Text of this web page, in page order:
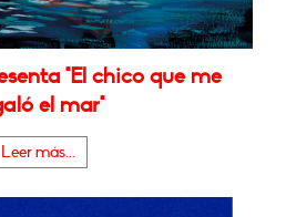
"El chico que me
el mar"
Leer más...